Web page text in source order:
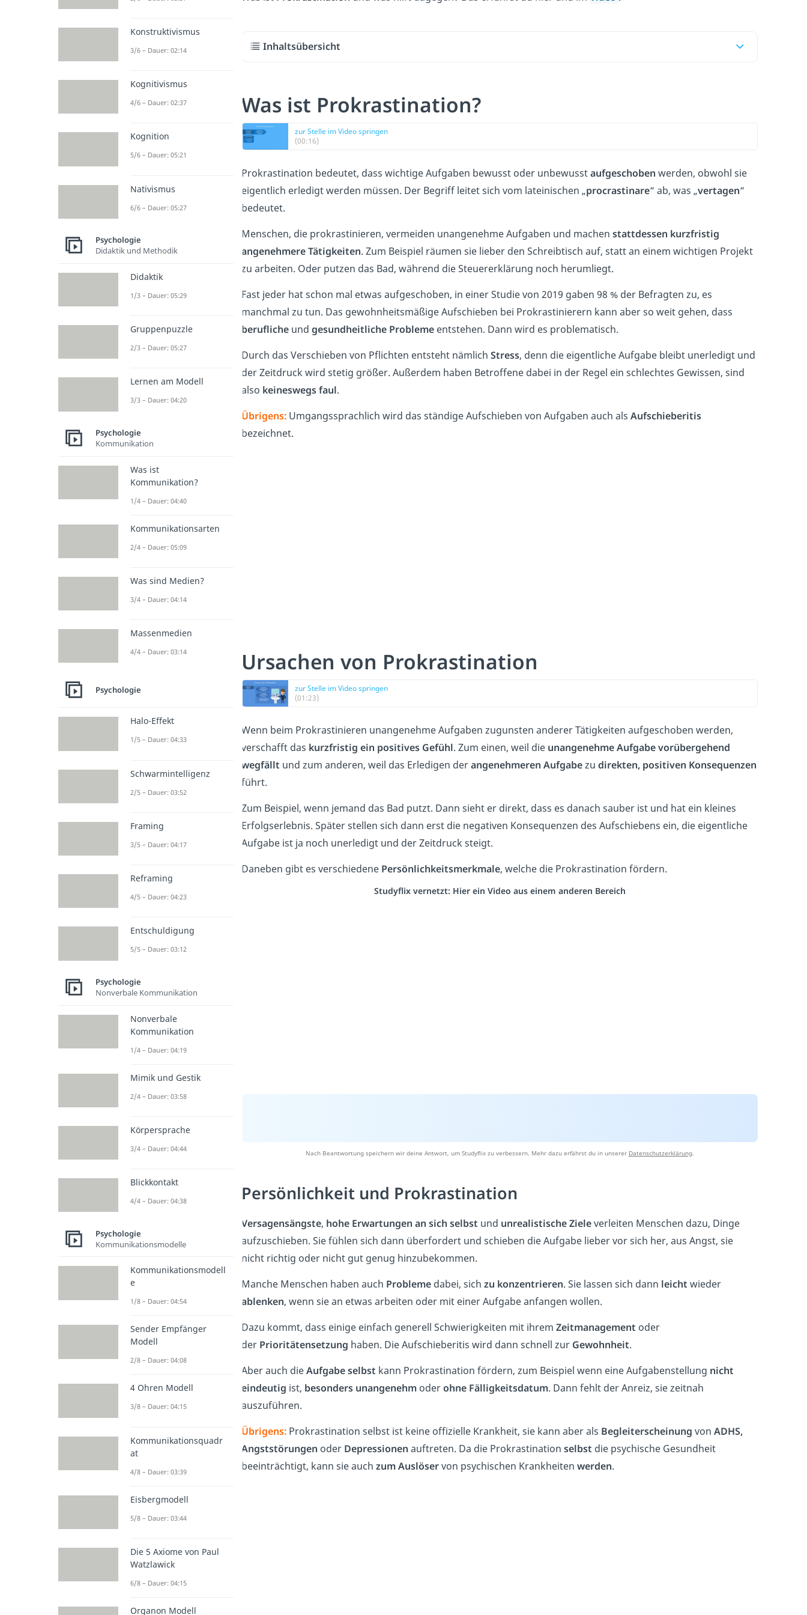
Inhaltsübersicht
Was ist Prokrastination?
zur Stelle im Video springen
(00:16)
Prokrastination bedeutet, dass wichtige Aufgaben bewusst oder unbewusstaufgeschoben werden, obwohl sie
eigentlich erledigt werden müssen. Der Begriff leitet sich vom lateinischen „procrastinare“ ab, was „vertagen“
bedeutet.
Menschen, die prokrastinieren, vermeiden unangenehme Aufgaben und machen stattdessen kurzfristig
angenehmere Tätigkeiten. Zum Beispiel räumen sie lieber den Schreibtisch auf, statt an einem wichtigen Projekt
zu arbeiten. Oder putzen das Bad, während die Steuererklärung noch herumliegt.
Fast jeder hat schon mal etwas aufgeschoben, in einer Studie von 2019 gaben 98 % der Befragten zu, es
manchmal zu tun. Das gewohnheitsmäßige Aufschieben bei Prokrastinierern kann aber so weit gehen, dass
berufliche und gesundheitliche Probleme entstehen. Dann wird es problematisch.
Durch das Verschieben von Pflichten entsteht nämlich Stress, denn die eigentliche Aufgabe bleibt unerledigt und
der Zeitdruck wird stetig größer. Außerdem haben Betroffene dabei in der Regel ein schlechtes Gewissen, sind
also keineswegs faul.
Übrigens: Umgangssprachlich wird das ständige Aufschieben von Aufgaben auch als Aufschieberitis
bezeichnet.
Ursachen von Prokrastination
zur Stelle im Video springen
(01:23)
Wenn beim Prokrastinieren unangenehme Aufgaben zugunsten anderer Tätigkeiten aufgeschoben werden,
verschafft das kurzfristig ein positives Gefühl. Zum einen, weil die unangenehme Aufgabe vorübergehend
wegfällt und zum anderen, weil das Erledigen derangenehmeren Aufgabezu direkten, positiven Konsequenzen
führt.
Zum Beispiel, wenn jemand das Bad putzt. Dann sieht er direkt, dass es danach sauber ist und hat ein kleines
Erfolgserlebnis. Später stellen sich dann erst die negativen Konsequenzen des Aufschiebens ein, die eigentliche
Aufgabe ist ja noch unerledigt und der Zeitdruck steigt.
Daneben gibt es verschiedene Persönlichkeitsmerkmale, welche die Prokrastination fördern.
Studyflix vernetzt: Hier ein Video aus einem anderen Bereich
Nach Beantwortung speichern wir deine Antwort, um Studyflix zu verbessern. Mehr dazu erfährst du in unserer Datenschutzerklärung.
Persönlichkeit und Prokrastination
Versagensängste, hohe Erwartungen an sich selbst und unrealistische Zieleverleiten Menschen dazu, Dinge
aufzuschieben. Sie fühlen sich dann überfordert und schieben die Aufgabe lieber vor sich her, aus Angst, sie
nicht richtig oder nicht gut genug hinzubekommen.
Manche Menschen haben auch Probleme dabei, sich zu konzentrieren. Sie lassen sich dann leicht wieder
ablenken, wenn sie an etwas arbeiten oder mit einer Aufgabe anfangen wollen.
Dazu kommt, dass einige einfach generell Schwierigkeiten mit ihrem Zeitmanagement oder
der Prioritätensetzung haben. Die Aufschieberitis wird dann schnell zur Gewohnheit.
Aber auch dieAufgabe selbst kann Prokrastination fördern, zum Beispiel wenn eine Aufgabenstellung nicht
eindeutig ist, besonders unangenehm oderohne Fälligkeitsdatum. Dann fehlt der Anreiz, sie zeitnah
auszuführen.
Übrigens: Prokrastination selbst ist keine offizielle Krankheit, sie kann aber als Begleiterscheinung von ADHS,
Angststörungen oder Depressionen auftreten. Da die Prokrastination selbst die psychische Gesundheit
beeinträchtigt, kann sie auch zum Auslöservon psychischen Krankheiten werden.
Konstruktivismus
3/6 – Dauer: 02:14
Kognitivismus
4/6 – Dauer: 02:37
Kognition
5/6 – Dauer: 05:21
Nativismus
6/6 – Dauer: 05:27
Psychologie
Didaktik und Methodik
Didaktik
1/3 – Dauer: 05:29
Gruppenpuzzle
2/3 – Dauer: 05:27
Lernen am Modell
3/3 – Dauer: 04:20
Psychologie
Kommunikation
Was ist
Kommunikation?
1/4 – Dauer: 04:40
Kommunikationsarten
2/4 – Dauer: 05:09
Was sind Medien?
3/4 – Dauer: 04:14
Massenmedien
4/4 – Dauer: 03:14
Psychologie
Halo-Effekt
1/5 – Dauer: 04:33
Schwarmintelligenz
2/5 – Dauer: 03:52
Framing
3/5 – Dauer: 04:17
Reframing
4/5 – Dauer: 04:23
Entschuldigung
5/5 – Dauer: 03:12
Psychologie
Nonverbale Kommunikation
Nonverbale
Kommunikation
1/4 – Dauer: 04:19
Mimik und Gestik
2/4 – Dauer: 03:58
Körpersprache
3/4 – Dauer: 04:44
Blickkontakt
4/4 – Dauer: 04:38
Psychologie
Kommunikationsmodelle
Kommunikationsmodell
e
1/8 – Dauer: 04:54
Sender Empfänger
Modell
2/8 – Dauer: 04:08
4 Ohren Modell
3/8 – Dauer: 04:15
Kommunikationsquadr
at
4/8 – Dauer: 03:39
Eisbergmodell
5/8 – Dauer: 03:44
Die 5 Axiome von Paul
Watzlawick
6/8 – Dauer: 04:15
Organon Modell